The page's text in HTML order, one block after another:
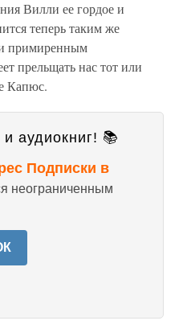
Вилли ее гордое и
теперь таким же
примиренным
прельщать нас тот или
Капюс.
аудиокниг! 📚
Подписки в
неограниченным